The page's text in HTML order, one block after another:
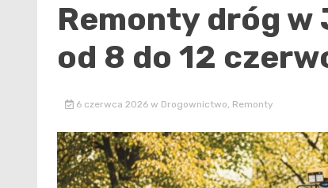
Remonty dróg
od 8 do 12
6 czerwca 2026 w Drogownictwo, Remonty